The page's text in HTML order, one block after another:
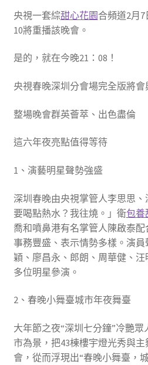
央視一套綜甜心花園合頻道2月7
10將重播該晚會。
是的，就在今晚21：08！
央視春晚深圳分會場完全版將會
整場晚會群英薈萃、出色盡倫
這六年夜亮點值得等待
1、演藝明星聲勢強盛
深圳春晚由央視掌管人李思思
要喝點熱水？我往燒。」衛包養
喬和噴鼻港有名掌管人陳啟泰
事務豐盛、表示情勢多樣。演
穎、廖昌永、郎朗、周華健、
多位明星參演。
2、春晚小舞臺城市年夜舞臺
大年節之夜“深圳七分鐘”冷艷
市為景，把43棟樓宇燈光秀與
會，從而浮現出“春晚小舞臺，